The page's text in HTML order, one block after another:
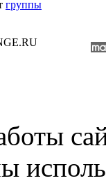
группы